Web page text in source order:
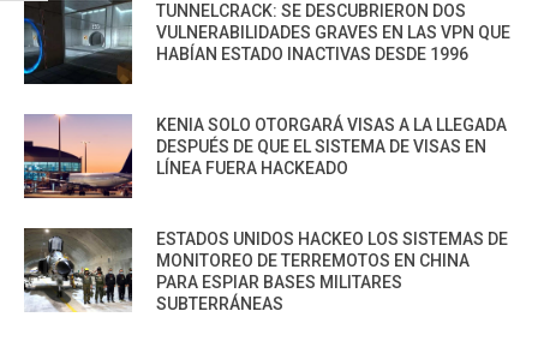
TUNNELCRACK: SE DESCUBRIERON DOS
VULNERABILIDADES GRAVES EN LAS VPN QUE
HABÍAN ESTADO INACTIVAS DESDE 1996
KENIA SOLO OTORGARÁ VISAS A LA LLEGADA
DESPUÉS DE QUE EL SISTEMA DE VISAS EN
LÍNEA FUERA HACKEADO
ESTADOS UNIDOS HACKEO LOS SISTEMAS DE
MONITOREO DE TERREMOTOS EN CHINA
PARA ESPIAR BASES MILITARES
SUBTERRÁNEAS